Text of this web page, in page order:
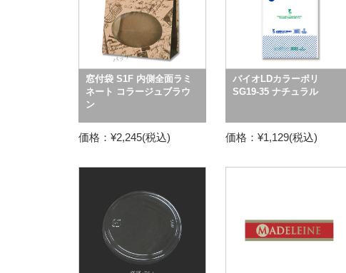
窓付袋 S1F 内側全面ラミ
ネート コラージュブラウ
ン
価格：¥2,245(税込)
バイオLDカラーポリ
SG19-35 ナチュラル
価格：¥1,129(税込)